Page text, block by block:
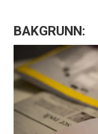
BAKGRUNN: